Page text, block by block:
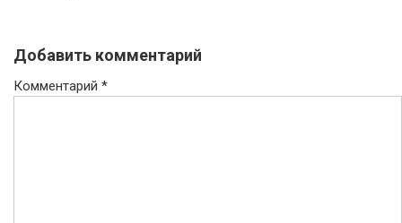
Добавить комментарий
Комментарий *